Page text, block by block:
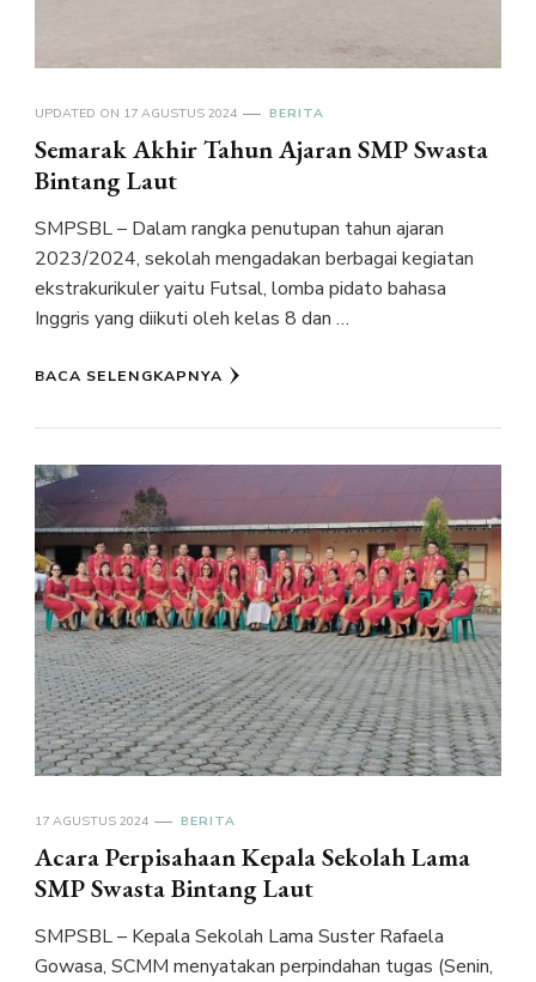
UPDATED ON 17 AGUSTUS 2024 BERITA
Semarak Akhir Tahun Ajaran SMP Swasta
Bintang Laut
SMPSBL – Dalam rangka penutupan tahun ajaran
2023/2024, sekolah mengadakan berbagai kegiatan
ekstrakurikuler yaitu Futsal, lomba pidato bahasa
Inggris yang diikuti oleh kelas 8 dan …
BACA SELENGKAPNYA
17 AGUSTUS 2024 BERITA
Acara Perpisahaan Kepala Sekolah Lama
SMP Swasta Bintang Laut
SMPSBL – Kepala Sekolah Lama Suster Rafaela
Gowasa, SCMM menyatakan perpindahan tugas (Senin,